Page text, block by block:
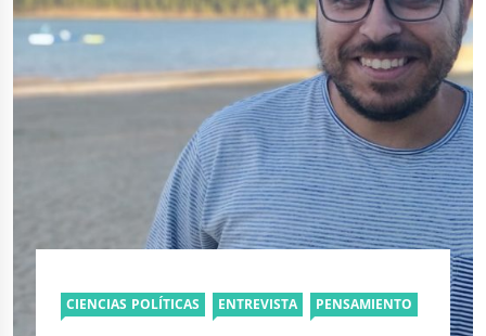
CIENCIAS POLÍTICAS ENTREVISTA PENSAMIENTO